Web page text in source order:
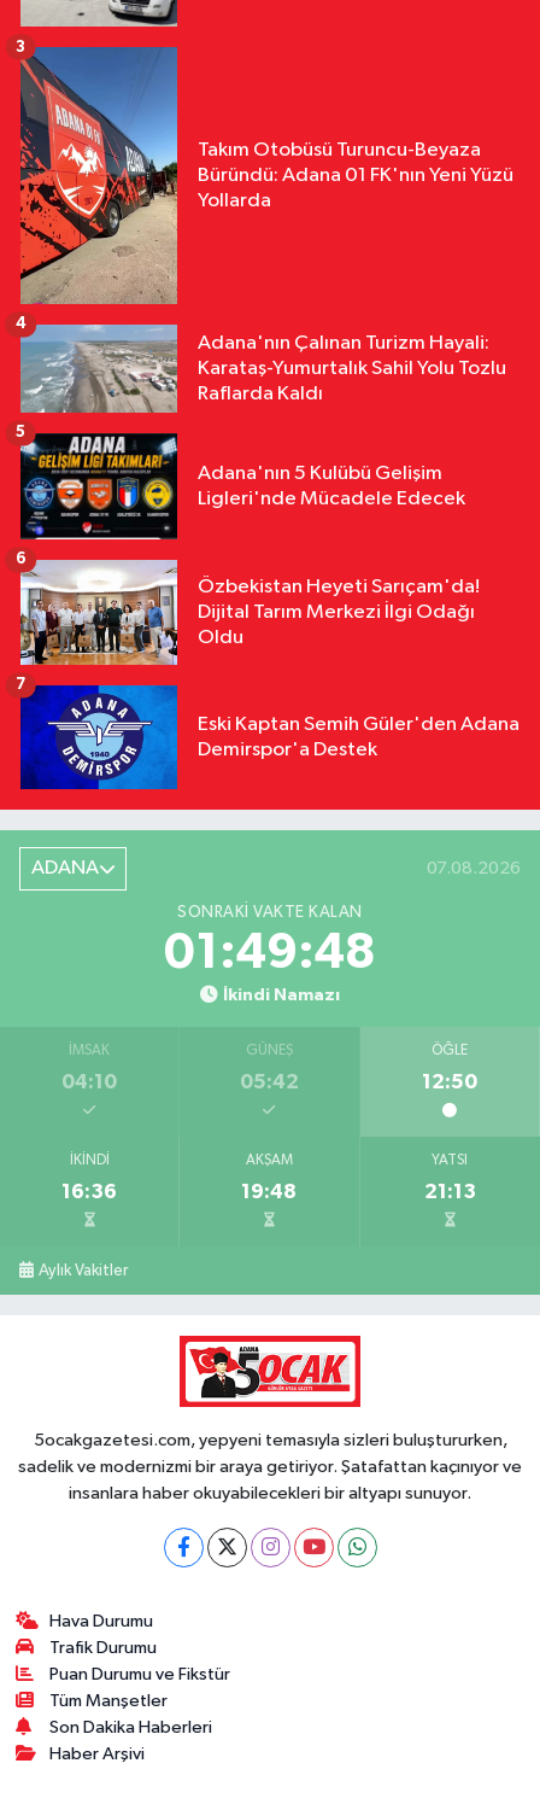
Takım Otobüsü Turuncu-Beyaza
Büründü: Adana 01 FK'nın Yeni Yüzü
Yollarda
3
Adana'nın Çalınan Turizm Hayali:
Karataş-Yumurtalık Sahil Yolu Tozlu
Raflarda Kaldı
4
Adana'nın 5 Kulübü Gelişim
Ligleri'nde Mücadele Edecek
5
Özbekistan Heyeti Sarıçam'da!
Dijital Tarım Merkezi İlgi Odağı
Oldu
6
Eski Kaptan Semih Güler'den Adana
Demirspor'a Destek
7
ADANA 07.08.2026
SONRAKI VAKTE KALAN
01:49:47
İkindi Namazı
İMSAK
04:10
GÜNEŞ
05:42
ÖĞLE
12:50
İKINDI
16:36
AKŞAM
19:48
YATSI
21:13
Aylık Vakitler
5ocakgazetesi.com, yepyeni temasıyla sizleri buluştururken,
sadelik ve modernizmi bir araya getiriyor. Şatafattan kaçınıyor ve
insanlara haber okuyabilecekleri bir altyapı sunuyor.
Hava Durumu
Trafik Durumu
Puan Durumu ve Fikstür
Tüm Manşetler
Son Dakika Haberleri
Haber Arşivi